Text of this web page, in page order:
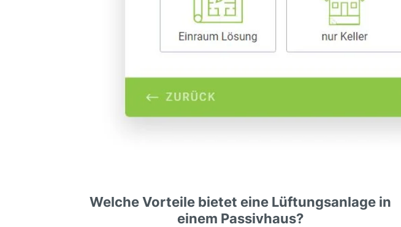
Welche Vorteile bietet eine Lüftungsanlage in
einem Passivhaus?